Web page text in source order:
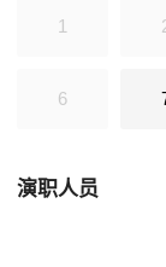
“赵铁嘴”等落后农
1
6
演职人员